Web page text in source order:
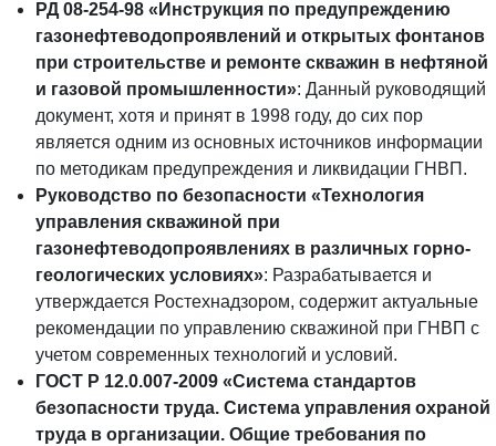
РД 08-254-98 «Инструкция по предупреждению
газонефтеводопроявлений и открытых фонтанов
при строительстве и ремонте скважин в нефтяной
и газовой промышленности»: Данный руководящий
документ, хотя и принят в 1998 году, до сих пор
является одним из основных источников информации
по методикам предупреждения и ликвидации ГНВП.
Руководство по безопасности «Технология
управления скважиной при
газонефтеводопроявлениях в различных горно-
геологических условиях»: Разрабатывается и
утверждается Ростехнадзором, содержит актуальные
рекомендации по управлению скважиной при ГНВП с
учетом современных технологий и условий.
ГОСТ Р 12.0.007-2009 «Система стандартов
безопасности труда. Система управления охраной
труда в организации. Общие требования по